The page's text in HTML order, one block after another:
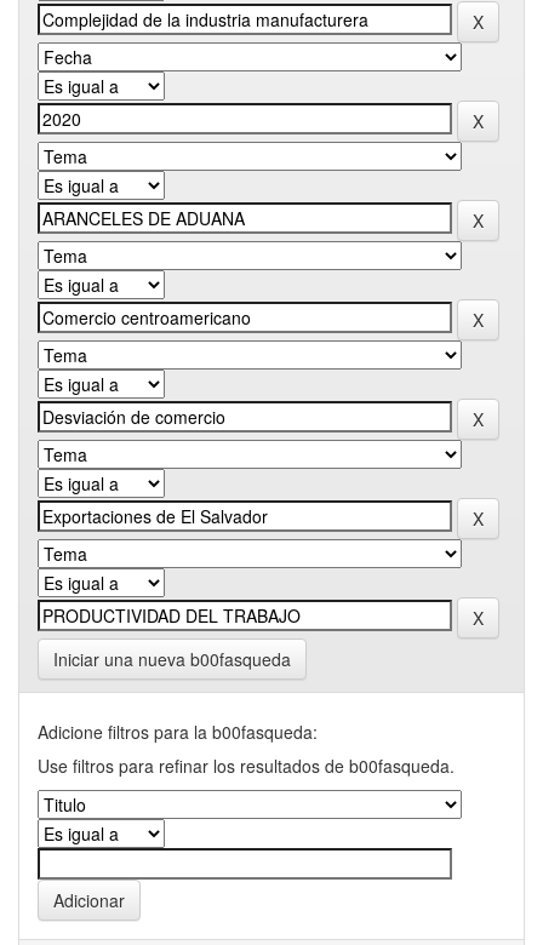
Iniciar una nueva b00fasqueda
Adicione filtros para la b00fasqueda:
Use filtros para refinar los resultados de b00fasqueda.